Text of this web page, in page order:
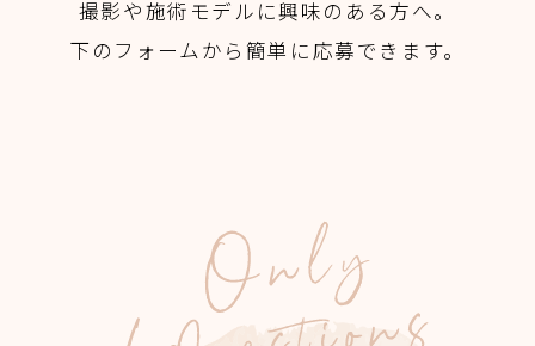
撮影や施術モデルに興味のある方へ。
下のフォームから簡単に応募できます。